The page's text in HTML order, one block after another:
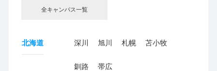
全キャンパス一覧
北海道 深川 旭川 札幌 苫小牧
釧路 帯広